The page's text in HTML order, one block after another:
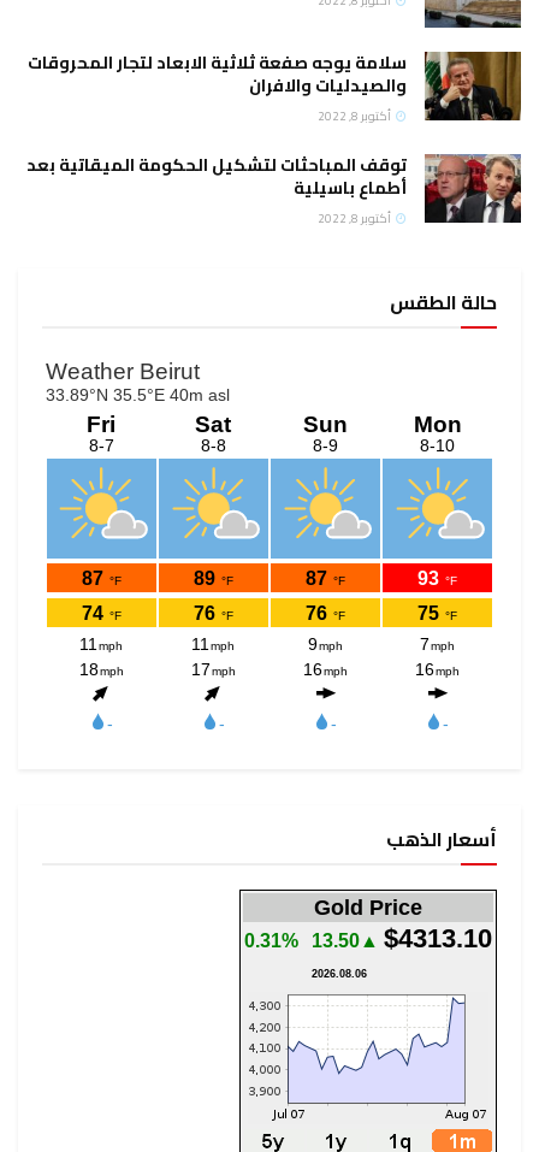
سلامة يوجه صفعة ثلاثية الابعاد لتجار المحروقات
والصيدليات والافران
أكتوبر 8, 2022
توقف المباحثات لتشكيل الحكومة الميقاتية بعد
أطماع باسيلية
أكتوبر 8, 2022
حالة الطقس
أسعار الذهب
Gold Price
$4313.10
▲13.50
0.31%
2026.08.06